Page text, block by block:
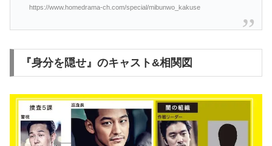
https://www.homedrama-ch.com/special/mibunwo_kakuse
『身分を隠せ』のキャスト&相関図